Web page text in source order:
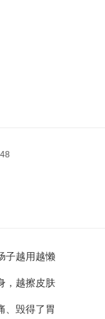
48
子越用越懒
，越擦皮肤
、毁得了胃